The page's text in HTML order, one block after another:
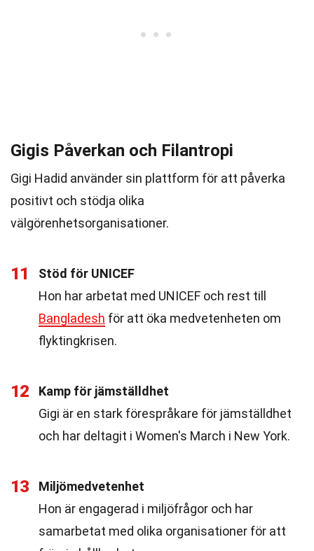
Gigis Påverkan och Filantropi
Gigi Hadid använder sin plattform för att påverka
positivt och stödja olika
välgörenhetsorganisationer.
11
Stöd för UNICEF
Hon har arbetat med UNICEF och rest till
Bangladesh för att öka medvetenheten om
flyktingkrisen.
12
Kamp för jämställdhet
Gigi är en stark förespråkare för jämställdhet
och har deltagit i Women's March i New York.
13
Miljömedvetenhet
Hon är engagerad i miljöfrågor och har
samarbetat med olika organisationer för att